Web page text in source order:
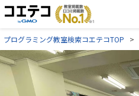
プログラミング教室検索コエテコTOP